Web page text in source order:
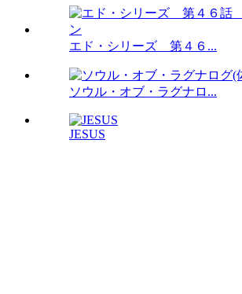
エド・シリーズ 第４６...
ソウル・オブ・ラグナロ...
JESUS